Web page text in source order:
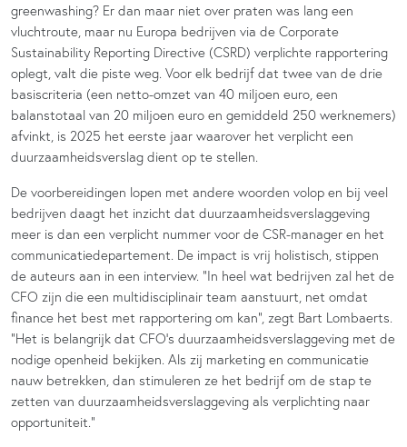
greenwashing? Er dan maar niet over praten was lang een
vluchtroute, maar nu Europa bedrijven via de Corporate
Sustainability Reporting Directive (CSRD) verplichte rapportering
oplegt, valt die piste weg. Voor elk bedrijf dat twee van de drie
basiscriteria (een netto-omzet van 40 miljoen euro, een
balanstotaal van 20 miljoen euro en gemiddeld 250 werknemers)
afvinkt, is 2025 het eerste jaar waarover het verplicht een
duurzaamheidsverslag dient op te stellen.
De voorbereidingen lopen met andere woorden volop en bij veel
bedrijven daagt het inzicht dat duurzaamheidsverslaggeving
meer is dan een verplicht nummer voor de CSR-manager en het
communicatiedepartement. De impact is vrij holistisch, stippen
de auteurs aan in een interview. “In heel wat bedrijven zal het de
CFO zijn die een multidisciplinair team aanstuurt, net omdat
finance het best met rapportering om kan”, zegt Bart Lombaerts.
“Het is belangrijk dat CFO’s duurzaamheidsverslaggeving met de
nodige openheid bekijken. Als zij marketing en communicatie
nauw betrekken, dan stimuleren ze het bedrijf om de stap te
zetten van duurzaamheidsverslaggeving als verplichting naar
opportuniteit.”